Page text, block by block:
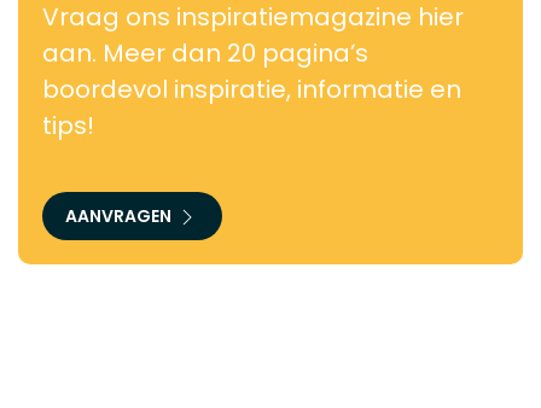
Vraag ons inspiratiemagazine hier
aan. Meer dan 20 pagina’s
boordevol inspiratie, informatie en
tips!
AANVRAGEN